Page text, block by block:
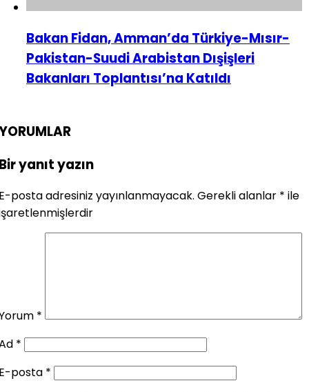
Bakan Fidan, Amman’da Türkiye-Mısır-
Pakistan-Suudi Arabistan Dışişleri
Bakanları Toplantısı’na Katıldı
yanıt yazın
posta adresiniz yayınlanmayacak. Gerekli alanlar * ile
*
*
posta *